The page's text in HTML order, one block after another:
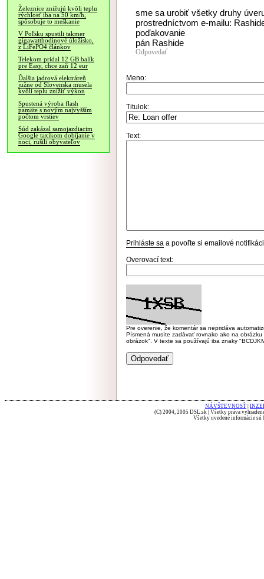
Železnice znižujú kvôli teplu
rýchlosť iba na 50 km/h,
spôsobuje to meškanie
V Poľsku spustili takmer
gigawatthodinové úložisko,
z LiFePO4 článkov
Telekom pridal 12 GB balík
pre Easy, chce zaň 12 eur
Ďalšia jadrová elektráreň
južne od Slovenska musela
kvôli teplu znížiť výkon
Spustená výroba flash
pamäte s novým najvyšším
počtom vrstiev
Súd zakázal samojazdiacim
Google taxíkom dobíjanie v
noci, rušili obyvateľov
sme sa urobiť všetky druhy
prostredníctvom e-mailu:
poďakovanie
pán Rashide
Odpovedať
Meno:
Titulok:
Text:
Prihláste sa a povoľte si emailové
Overovací text:
Pre overenie, že komentár sa nepridáva
Písmená musíte zadávať rovnako ako na
obrázok". V texte sa používajú iba znaky
NÁVŠTEVNOSŤ
(C) 2004, 2005 DSL.sk | Všetky práva
Všetky uvedené informácie sú